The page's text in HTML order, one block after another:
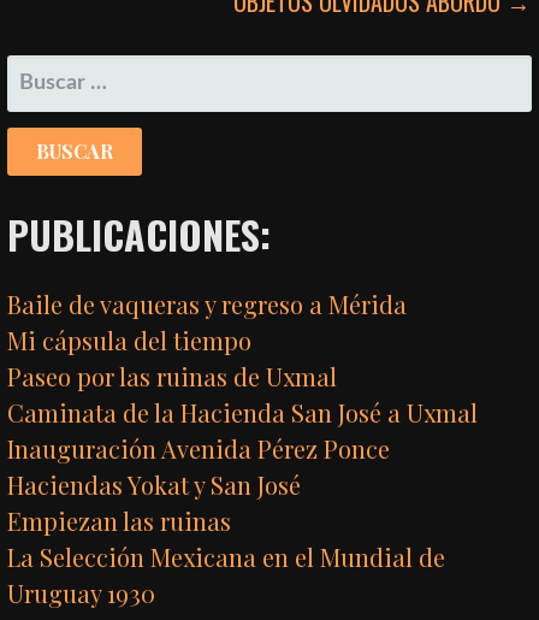
ENTRADAS
BUSCAR:
PUBLICACIONES:
Baile de vaqueras y regreso a Mérida
Mi cápsula del tiempo
Paseo por las ruinas de Uxmal
Caminata de la Hacienda San José a Uxmal
Inauguración Avenida Pérez Ponce
Haciendas Yokat y San José
Empiezan las ruinas
La Selección Mexicana en el Mundial de
Uruguay 1930